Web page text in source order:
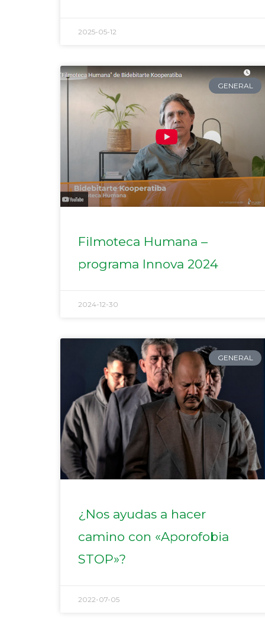
2025-05-12
GENERAL
Filmoteca Humana –
programa Innova 2024
2024-12-30
GENERAL
¿Nos ayudas a hacer
camino con «Aporofobia
STOP»?
2022-07-05